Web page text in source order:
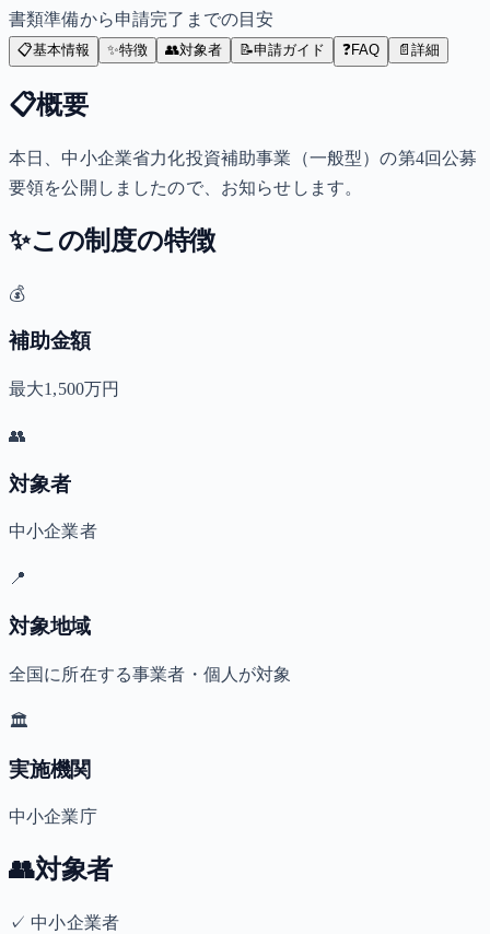
書類準備から申請完了までの目安
📋基本情報 ✨特徴 👥対象者 📝申請ガイド ❓FAQ 📄 詳細
📋概要
本日、中小企業省力化投資補助事業（一般型）の第4回公募
要領を公開しましたので、お知らせします。
✨この制度の特徴
💰
補助金額
最大1,500万円
👥
対象者
中小企業者
📍
対象地域
全国に所在する事業者・個人が対象
🏛️
実施機関
中小企業庁
👥対象者
✓ 中小企業者